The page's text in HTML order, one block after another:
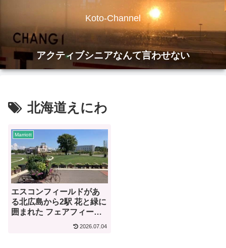
Koto-Channel
アクティブシニアなんて言わせない
北海道えにわ
Marriott
エスコンフィールドがあ
る北広島から2駅 花と緑に
囲まれた フェアフィール
ド・バイ・マリオット北
2026.07.04